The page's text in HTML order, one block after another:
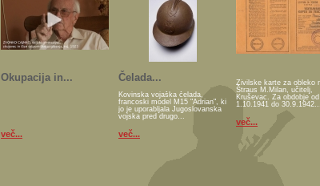
Okupacija in...
več...
Čelada...
Kovinska vojaška čelada,
francoski model M15 "Adrian", ki
jo je uporabljala Jugoslovanska
vojska pred drugo...
več...
Živilske karte za obleko
Štraus M.Milan, učitelj,
Kruševac. Za obdobje od
1.10.1941 do
več...